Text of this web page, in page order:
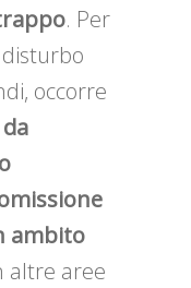
. Per
occorre
ambito
altre aree